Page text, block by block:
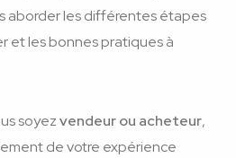
aborder les différentes étapes
et les bonnes pratiques à
soyezvendeur ou acheteur,
de votre expérience